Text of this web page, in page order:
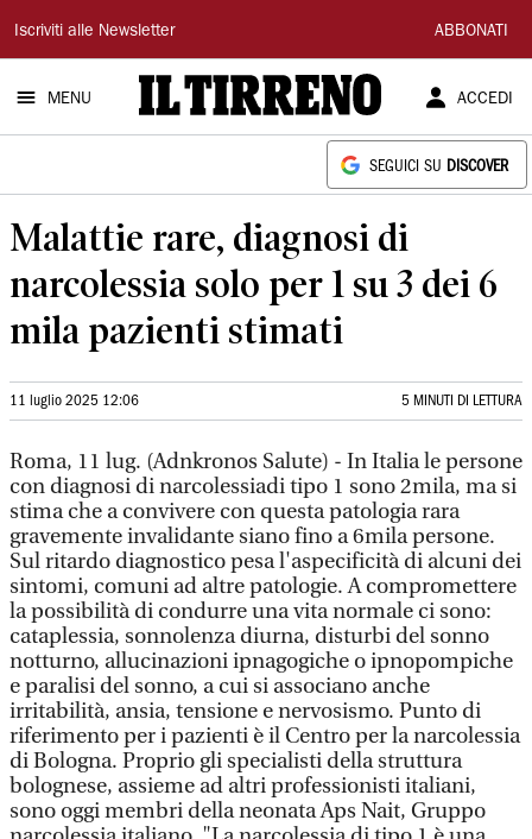
Il
Tirreno
Iscriviti alle Newsletter ABBONATI
MENU ACCEDI
SEGUICI SU DISCOVER
Malattie rare, diagnosi di
narcolessia solo per 1 su 3 dei 6
mila pazienti stimati
11 luglio 2025 12:06 5 MINUTI DI LETTURA
Roma, 11 lug. (Adnkronos Salute) - In Italia le persone
con diagnosi di narcolessiadi tipo 1 sono 2mila, ma si
stima che a convivere con questa patologia rara
gravemente invalidante siano fino a 6mila persone.
Sul ritardo diagnostico pesa l'aspecificità di alcuni dei
sintomi, comuni ad altre patologie. A compromettere
la possibilità di condurre una vita normale ci sono:
cataplessia, sonnolenza diurna, disturbi del sonno
notturno, allucinazioni ipnagogiche o ipnopompiche
e paralisi del sonno, a cui si associano anche
irritabilità, ansia, tensione e nervosismo. Punto di
riferimento per i pazienti è il Centro per la narcolessia
di Bologna. Proprio gli specialisti della struttura
bolognese, assieme ad altri professionisti italiani,
sono oggi membri della neonata Aps Nait, Gruppo